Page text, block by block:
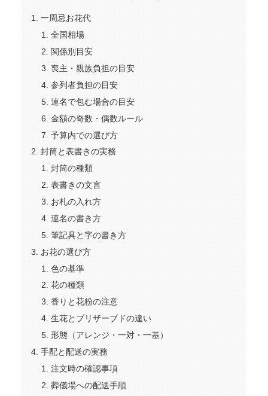
一周忌お花代
全国相場
関係別目安
喪主・親族負担の目安
参列者負担の目安
連名で包む場合の目安
金額の奇数・偶数ルール
予算内での選び方
封筒と表書きの実務
封筒の種類
表書きの文言
お札の入れ方
連名の書き方
筆記具と字の書き方
お花の選び方
色の基準
花の種類
香りと花粉の注意
生花とプリザーブドの違い
形態（アレンジ・一対・一基）
手配と配送の実務
注文時の確認事項
葬儀場への配送手順